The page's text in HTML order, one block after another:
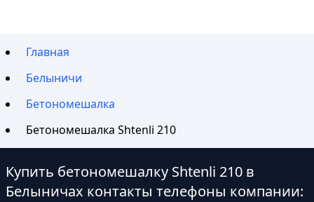
Главная
Белыничи
Бетономешалка
Бетономешалка Shtenli 210
Купить бетономешалку Shtenli 210 в
Белыничах контакты телефоны компании: